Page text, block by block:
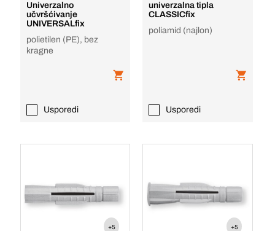
Univerzalno
učvršćivanje
UNIVERSALfix
polietilen (PE), bez
kragne
Usporedi
univerzalna tipla
CLASSICfix
poliamid (najlon)
Usporedi
+5 +5